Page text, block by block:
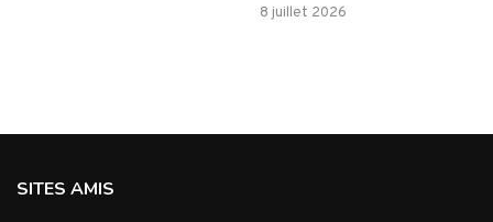
8 juillet 2026
SITES AMIS